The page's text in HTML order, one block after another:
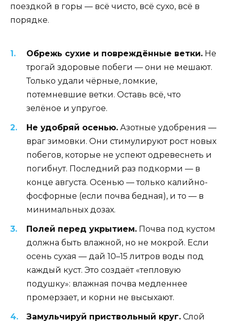
поездкой в горы — всё чисто, всё сухо, всё в
порядке.
Обрежь сухие и повреждённые ветки. Не
трогай здоровые побеги — они не мешают.
Только удали чёрные, ломкие,
потемневшие ветки. Оставь всё, что
зелёное и упругое.
Не удобряй осенью. Азотные удобрения —
враг зимовки. Они стимулируют рост новых
побегов, которые не успеют одревеснеть и
погибнут. Последний раз подкорми — в
конце августа. Осенью — только калийно-
фосфорные (если почва бедная), и то — в
минимальных дозах.
Полей перед укрытием. Почва под кустом
должна быть влажной, но не мокрой. Если
осень сухая — дай 10–15 литров воды под
каждый куст. Это создаёт «тепловую
подушку»: влажная почва медленнее
промерзает, и корни не высыхают.
Замульчируй приствольный круг. Слой